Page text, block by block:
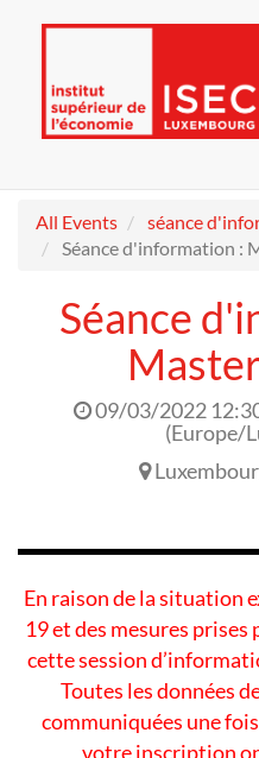
All Events
séance
Séance d'information :
Séance
09/03/2022
(Europe/
En raison de la situation
19 et des mesures
cette session
Toutes les données
communiquées une
votre inscription